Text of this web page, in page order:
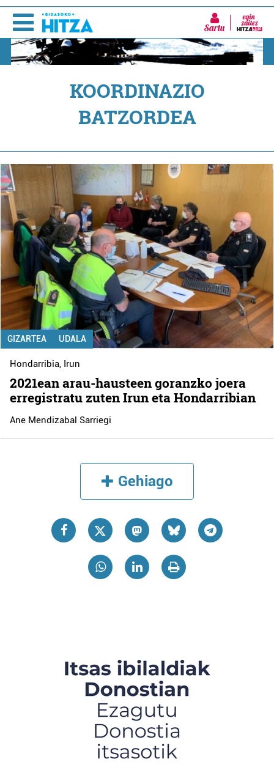
Sartu
KOORDINAZIO
BATZORDEA
GIZARTEA UDALA
Hondarribia, Irun
2021ean arau-hausteen goranzko joera
erregistratu zuten Irun eta Hondarribian
Ane Mendizabal Sarriegi
Gehiago